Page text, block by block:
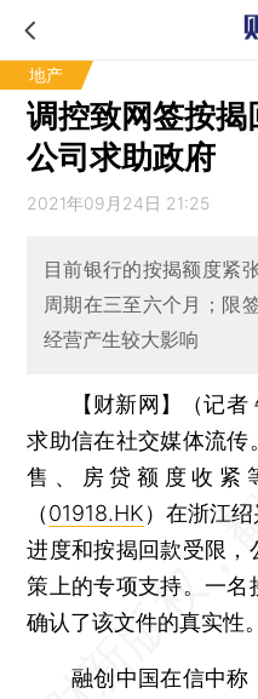
地产
调控致网签按
公司求助政府
2021年09月24日 21:25
目前银行的按揭额度紧
周期在三至六个月；限
经营产生较大影响
【财新网】（记者
求助信在社交媒体流传
售、房贷额度收紧
（01918.HK）在浙江
进度和按揭回款受限
策上的专项支持。一
确认了该文件的真实性。
融创中国在信中称